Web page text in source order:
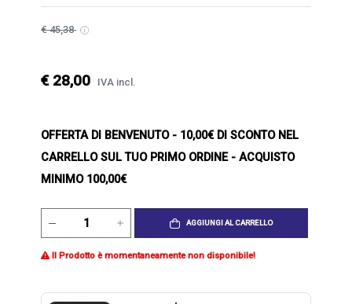
€ 45,38
€ 28,00 IVA incl.
OFFERTA DI BENVENUTO- 10,00€ DI SCONTO NEL
CARRELLO SUL TUO PRIMO ORDINE - ACQUISTO
MINIMO 100,00€
AGGIUNGI AL CARRELLO
Il Prodotto è momentaneamente non disponibile!